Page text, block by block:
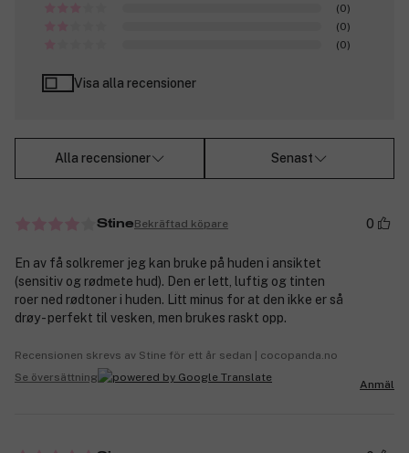
(0)
(0)
(0)
Visa alla recensioner
Alla recensioner Senast
StineBekräftad köpare 0
En av få solkremer jeg kan bruke på huden i ansiktet
(sensitiv og rødmete hud). Den er lett, luftig og tinten
roer ned rødtoner i huden. Litt minus for at den ikke er så
drøy - perfekt til vesken, men brukes raskt opp.
Recensionen skrevs av Stine för ett år sedan | cocopanda.no
Se översättning
Anmäl